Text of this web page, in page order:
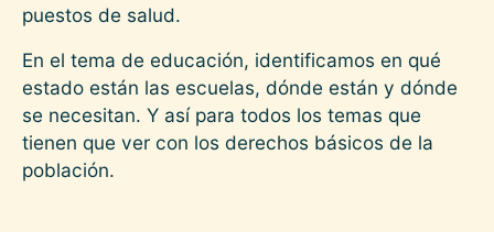
puestos de salud.
En el tema de educación, identificamos en qué
estado están las escuelas, dónde están y dónde
se necesitan. Y así para todos los temas que
tienen que ver con los derechos básicos de la
población.